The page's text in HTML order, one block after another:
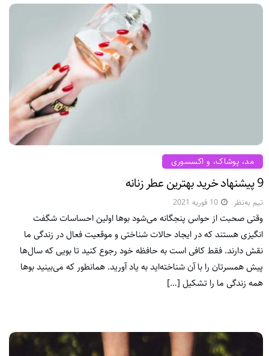
مد، پوشاک، و اکسسوری
9 پیشنهاد خرید بهترین عطر زنانه
تیم به‌نظر 10 فوریه 2021
وقتی صحبت از حواس پنجگانه می‌شود بوها اولین احساسات شگفت
انگیزی هستند که در ایجاد حالات شناختی و موقعیت فعال در زندگی ما
نقش دارند. فقط کافی است به حافظه خود رجوع کنید تا بویی که سال‌ها
پیش همسرتان را با آن شناخته‌اید به یاد آورید. همانطور که می‌بینید بوها
همه زندگی ما را تشکیل […]